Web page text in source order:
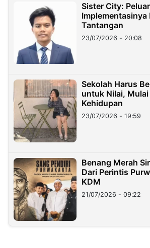
Sister City:
Tantangan
23/07/2026 - 20:08
Sekolah Harus
untuk Nilai,
Kehidupan
23/07/2026 - 19:59
Benang Merah
Dari Perintis
KDM
21/07/2026 - 09:22